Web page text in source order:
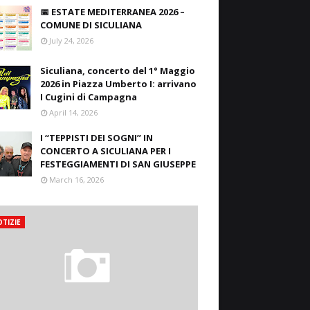
📅 ESTATE MEDITERRANEA 2026 –
COMUNE DI SICULIANA
July 24, 2026
Siculiana, concerto del 1° Maggio
2026 in Piazza Umberto I: arrivano
I Cugini di Campagna
April 14, 2026
I “TEPPISTI DEI SOGNI” IN
CONCERTO A SICULIANA PER I
FESTEGGIAMENTI DI SAN GIUSEPPE
March 16, 2026